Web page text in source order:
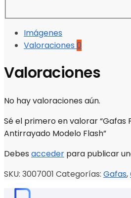
Imágenes
Valoraciones 0
Valoraciones
No hay valoraciones aún.
Sé el primero en valorar “Gafas
Antirrayado Modelo Flash”
Debes acceder para publicar
SKU: 3007001 Categorías: Gafas,